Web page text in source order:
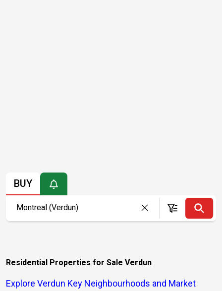
BUY
Residential Properties for Sale Verdun
Explore Verdun Key Neighbourhoods and Market